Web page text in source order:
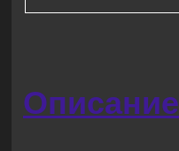
Описание